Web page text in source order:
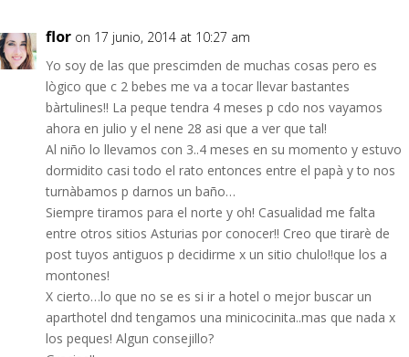
flor on 17 junio, 2014 at 10:27 am
Yo soy de las que prescimden de muchas cosas pero es
lògico que c 2 bebes me va a tocar llevar bastantes
bàrtulines!! La peque tendra 4 meses p cdo nos vayamos
ahora en julio y el nene 28 asi que a ver que tal!
Al niño lo llevamos con 3..4 meses en su momento y estuvo
dormidito casi todo el rato entonces entre el papà y to nos
turnàbamos p darnos un baño…
Siempre tiramos para el norte y oh! Casualidad me falta
entre otros sitios Asturias por conocer!! Creo que tirarè de
post tuyos antiguos p decidirme x un sitio chulo!!que los a
montones!
X cierto…lo que no se es si ir a hotel o mejor buscar un
aparthotel dnd tengamos una minicocinita..mas que nada x
los peques! Algun consejillo?